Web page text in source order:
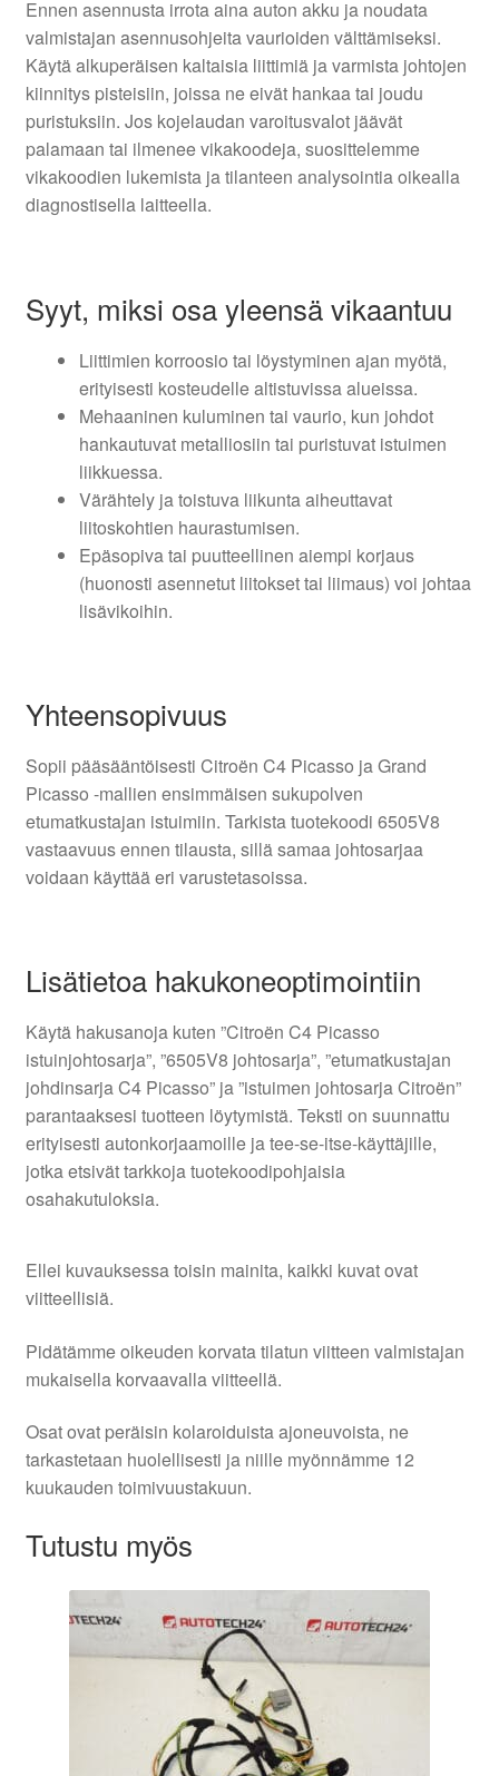
Ennen asennusta irrota aina auton akku ja noudata
valmistajan asennusohjeita vaurioiden välttämiseksi.
Käytä alkuperäisen kaltaisia liittimiä ja varmista johtojen
kiinnitys pisteisiin, joissa ne eivät hankaa tai joudu
puristuksiin. Jos kojelaudan varoitusvalot jäävät
palamaan tai ilmenee vikakoodeja, suosittelemme
vikakoodien lukemista ja tilanteen analysointia oikealla
diagnostisella laitteella.
Syyt, miksi osa yleensä vikaantuu
Liittimien korroosio tai löystyminen ajan myötä,
erityisesti kosteudelle altistuvissa alueissa.
Mehaaninen kuluminen tai vaurio, kun johdot
hankautuvat metalliosiin tai puristuvat istuimen
liikkuessa.
Värähtely ja toistuva liikunta aiheuttavat
liitoskohtien haurastumisen.
Epäsopiva tai puutteellinen aiempi korjaus
(huonosti asennetut liitokset tai liimaus) voi johtaa
lisävikoihin.
Yhteensopivuus
Sopii pääsääntöisesti Citroën C4 Picasso ja Grand
Picasso -mallien ensimmäisen sukupolven
etumatkustajan istuimiin. Tarkista tuotekoodi 6505V8
vastaavuus ennen tilausta, sillä samaa johtosarjaa
voidaan käyttää eri varustetasoissa.
Lisätietoa hakukoneoptimointiin
Käytä hakusanoja kuten ”Citroën C4 Picasso
istuinjohtosarja”, ”6505V8 johtosarja”, ”etumatkustajan
johdinsarja C4 Picasso” ja ”istuimen johtosarja Citroën”
parantaaksesi tuotteen löytymistä. Teksti on suunnattu
erityisesti autonkorjaamoille ja tee-se-itse-käyttäjille,
jotka etsivät tarkkoja tuotekoodipohjaisia
osahakutuloksia.
Ellei kuvauksessa toisin mainita, kaikki kuvat ovat
viitteellisiä.
Pidätämme oikeuden korvata tilatun viitteen valmistajan
mukaisella korvaavalla viitteellä.
Osat ovat peräisin kolaroiduista ajoneuvoista, ne
tarkastetaan huolellisesti ja niille myönnämme 12
kuukauden toimivuustakuun.
Tutustu myös